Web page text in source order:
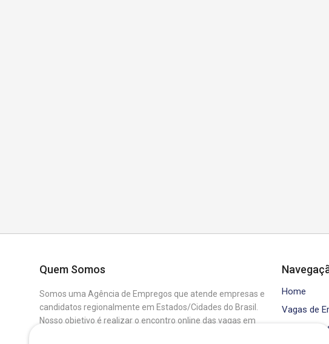
Quem Somos
Somos uma Agência de Empregos que atende empresas e
candidatos regionalmente em Estados/Cidades do Brasil.
Nosso objetivo é realizar o encontro online das vagas em
Home
Vagas de